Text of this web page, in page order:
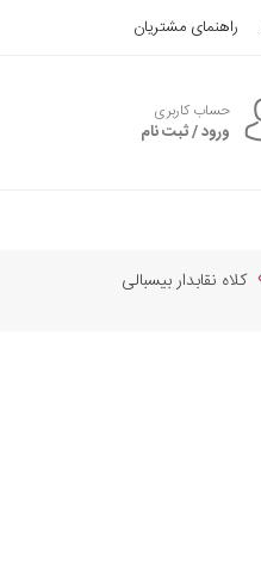
راهنمای مشتریان
حساب کاربری
ورود / ثبت نام
کلاه نقابدار بیسبالی